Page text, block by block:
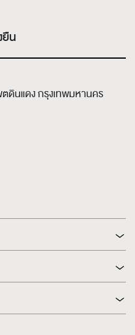
น
ตดินแดงกรุงเทพมหานคร
Analysis
(CGR)